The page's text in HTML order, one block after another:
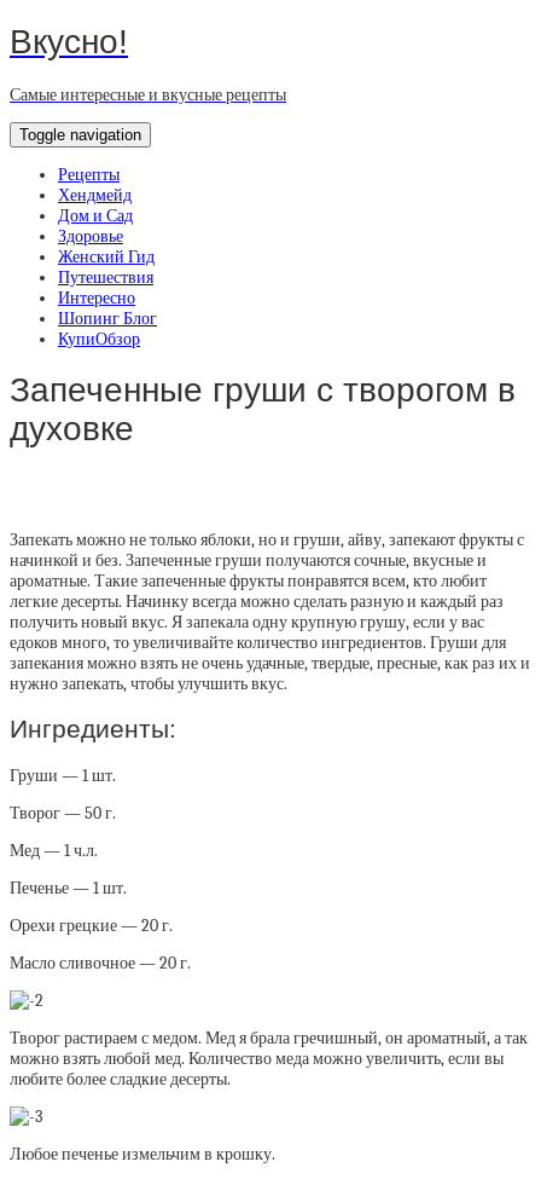
Вкусно!
Самые интересные и вкусные рецепты
Toggle navigation
Рецепты
Хендмейд
Дом и Сад
Здоровье
Женский Гид
Путешествия
Интересно
Шопинг Блог
КупиОбзор
Запеченные груши с творогом в
духовке
Запекать можно не только яблоки, но и груши, айву, запекают фрукты с
начинкой и без. Запеченные груши получаются сочные, вкусные и
ароматные. Такие запеченные фрукты понравятся всем, кто любит
легкие десерты. Начинку всегда можно сделать разную и каждый раз
получить новый вкус. Я запекала одну крупную грушу, если у вас
едоков много, то увеличивайте количество ингредиентов. Груши для
запекания можно взять не очень удачные, твердые, пресные, как раз их и
нужно запекать, чтобы улучшить вкус.
Ингредиенты:
Груши — 1 шт.
Творог — 50 г.
Мед — 1 ч.л.
Печенье — 1 шт.
Орехи грецкие — 20 г.
Масло сливочное — 20 г.
Творог растираем с медом. Мед я брала гречишный, он ароматный, а так
можно взять любой мед. Количество меда можно увеличить, если вы
любите более сладкие десерты.
Любое печенье измельчим в крошку.